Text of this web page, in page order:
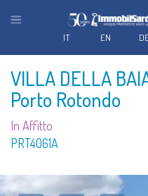
VILLA DELLA
Porto Rotondo
In Affitto
PRT4061A
EN
IT